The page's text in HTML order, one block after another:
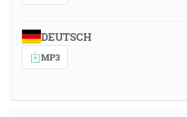
DEUTSCH
MP3